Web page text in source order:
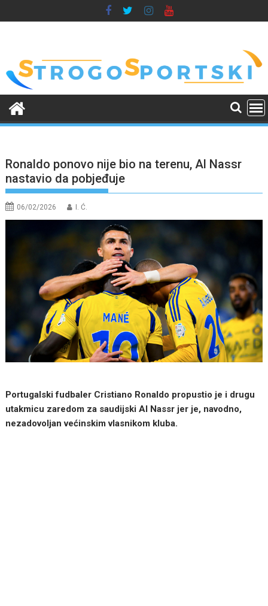
to
Ronaldo ponovo nije bio na terenu, Al Nassr
nastavio da pobjeđuje
06/02/2026 I. Ć.
Portugalski fudbaler Cristiano Ronaldo propustio je i drugu
utakmicu zaredom za saudijski Al Nassr jer je, navodno,
nezadovoljan većinskim vlasnikom kluba.